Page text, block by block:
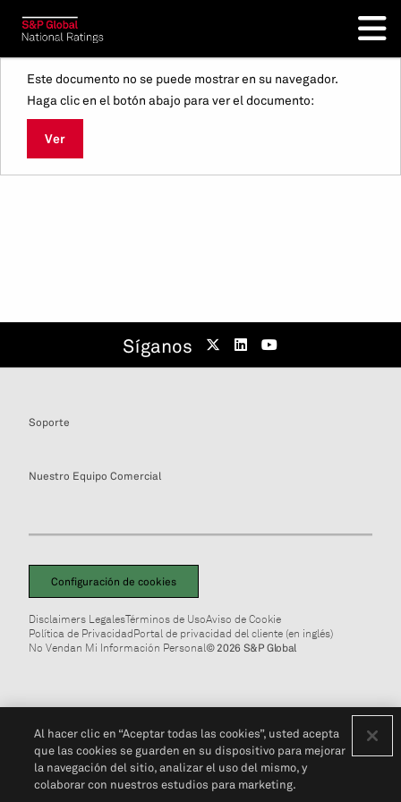
Este documento no se puede mostrar en su navegador.
Haga clic en el botón abajo para ver el documento:
Ver
Síganos
Soporte
Nuestro Equipo Comercial
Configuración de cookies
Disclaimers LegalesTérminos de UsoAviso de Cookie
Política de PrivacidadPortal de privacidad del cliente (en inglés)
No Vendan Mi Información Personal© 2026 S&P Global
Al hacer clic en “Aceptar todas las cookies”, usted acepta
que las cookies se guarden en su dispositivo para mejorar
la navegación del sitio, analizar el uso del mismo, y
colaborar con nuestros estudios para marketing.